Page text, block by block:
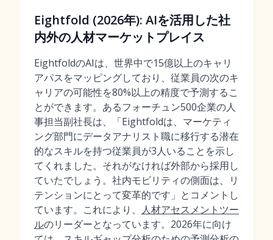
Eightfold (2026年): AIを活用した社
内外の人材マーケットプレイス
EightfoldのAIは、世界中で15億以上のキャリ
アパスをマッピングしており、従業員の次のキ
ャリアの可能性を80%以上の精度で予測するこ
とができます。あるフォーチュン500企業の人
事担当副社長は、「Eightfoldは、マーケティ
ング部門にデータアナリスト職に移行する潜在
的なスキルを持つ従業員が3人いることを示し
てくれました。それがなければ外部から採用し
ていたでしょう。社内モビリティの側面は、リ
テンションにとって変革的です」とコメントし
ています。これにより、 人材アセスメントツー
ルのリーダーとなっています。2026年に向け